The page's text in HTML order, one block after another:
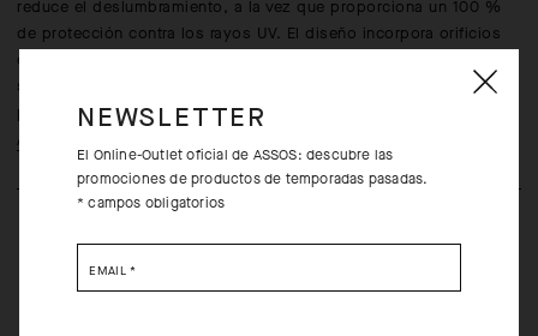
reduce el deslumbramiento, a la vez que proporciona un 100 %
de protección contra los rayos UV. El diseño incorpora orificios
de ventilación y presenta gran cobertura, por lo que las DONZI
son ideales para rutas de alta intensidad en posiciones de
pedaleo de estilo agresivo.
Aprende más
NEWSLETTER
El Online-Outlet oficial de ASSOS: descubre las
promociones de productos de temporadas pasadas.
* campos obligatorios
EMAIL *